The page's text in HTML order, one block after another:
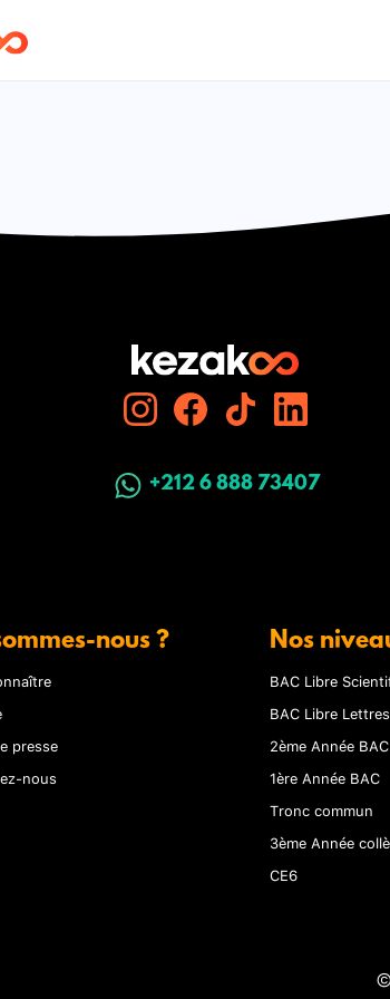
+212 6 888 73407
nous ?
presse
nous
Nos
BAC Libre
BAC Libre Lettres
2ème Année BAC
1ère Année BAC
Tronc commun
3ème Année
CE6